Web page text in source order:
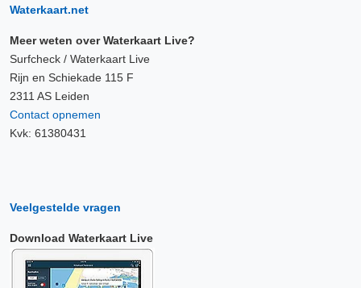
Waterkaart.net
Meer weten over Waterkaart Live?
Surfcheck / Waterkaart Live
Rijn en Schiekade 115 F
2311 AS Leiden
Contact opnemen
Kvk: 61380431
Veelgestelde vragen
Download Waterkaart Live